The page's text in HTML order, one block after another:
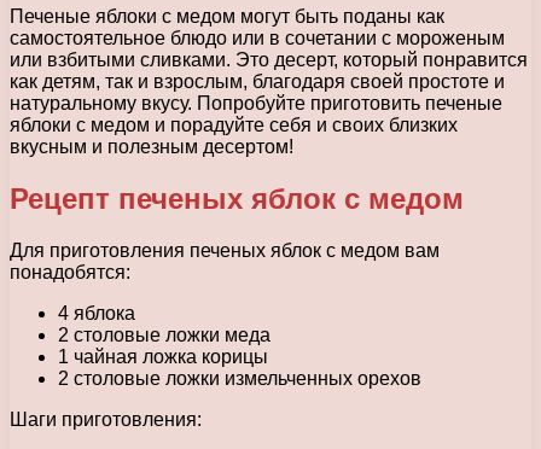
Печеные яблоки с медом могут быть поданы как
самостоятельное блюдо или в сочетании с мороженым
или взбитыми сливками. Это десерт, который понравится
как детям, так и взрослым, благодаря своей простоте и
натуральному вкусу. Попробуйте приготовить печеные
яблоки с медом и порадуйте себя и своих близких
вкусным и полезным десертом!
Рецепт печеных яблок с медом
Для приготовления печеных яблок с медом вам
понадобятся:
4 яблока
2 столовые ложки меда
1 чайная ложка корицы
2 столовые ложки измельченных орехов
Шаги приготовления: